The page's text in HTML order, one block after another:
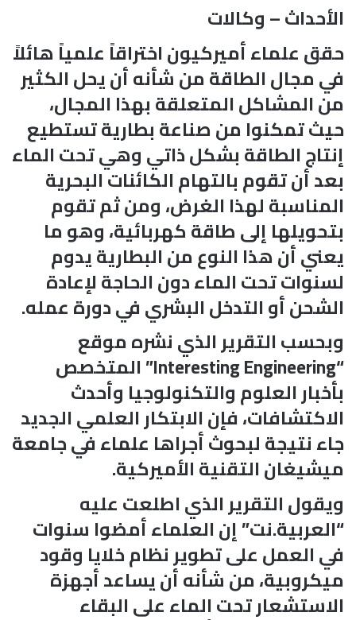
الأحداث – وكالات
حقق علماء أميركيون اختراقاً علمياً هائلاً
في مجال الطاقة من شأنه أن يحل الكثير
من المشاكل المتعلقة بهذا المجال،
حيث تمكنوا من صناعة بطارية تستطيع
إنتاج الطاقة بشكل ذاتي وهي تحت الماء
بعد أن تقوم بالتهام الكائنات البحرية
المناسبة لهذا الغرض، ومن ثم تقوم
بتحويلها إلى طاقة كهربائية، وهو ما
يعني أن هذا النوع من البطارية يدوم
لسنوات تحت الماء دون الحاجة لإعادة
الشحن أو التدخل البشري في دورة عمله.
وبحسب التقرير الذي نشره موقع
“Interesting Engineering” المتخصص
بأخبار العلوم والتكنولوجيا وأحدث
الاكتشافات، فإن الابتكار العلمي الجديد
جاء نتيجة لبحوث أجراها علماء في جامعة
ميشيغان التقنية الأميركية.
ويقول التقرير الذي اطلعت عليه
“العربية.نت” إن العلماء أمضوا سنوات
في العمل على تطوير نظام خلايا وقود
ميكروبية، من شأنه أن يساعد أجهزة
الاستشعار تحت الماء على البقاء